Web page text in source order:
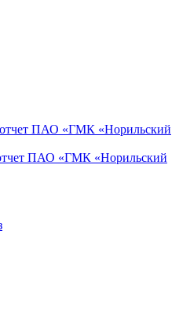
ПАО «ГМК «Норильский
ПАО «ГМК «Норильский